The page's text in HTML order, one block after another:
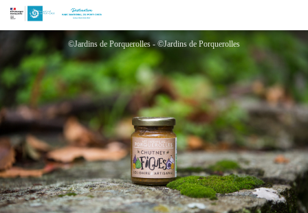
Chutney de figues - Les Jardins de Porquerolles
©Jardins de Porquerolles - ©Jardins de Porquerolles